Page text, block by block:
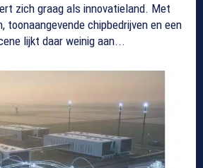
zich graag als innovatieland. Met
toonaangevende chipbedrijven en een
lijkt daar weinig aan...